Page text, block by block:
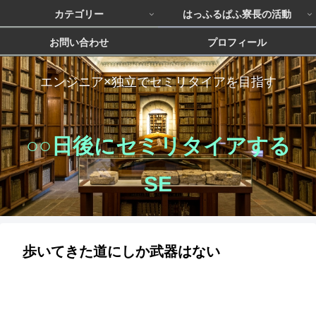
エンジニア×独立でセミリタイアを目指す
○○日後にセミリタイアする
SE
カテゴリー はっふるぱふ寮長の活動
お問い合わせ プロフィール
歩いてきた道にしか武器はない